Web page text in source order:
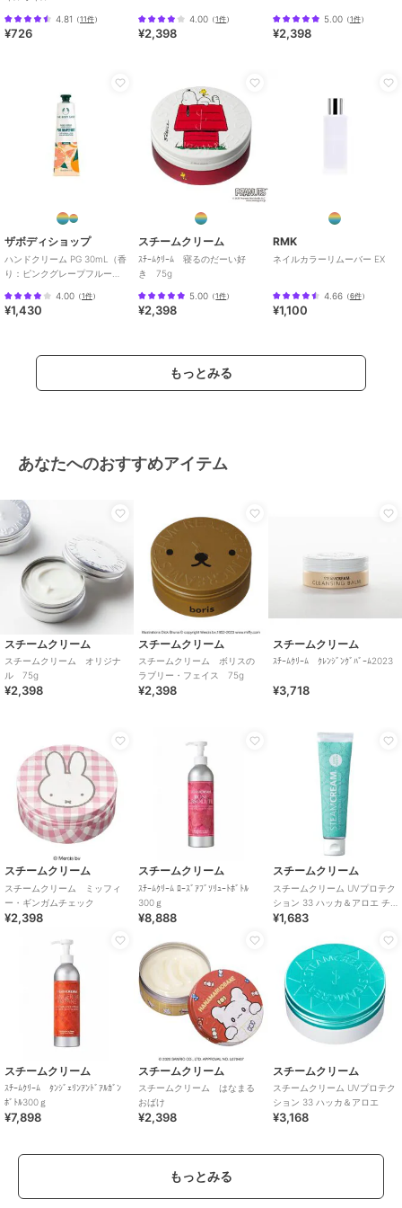
4.81 （11件）
¥726
4.00 （1件）
¥2,398
5.00（1件）
¥2,398
ザボディショップ
ハンドクリーム PG 30mL（香
り：ピンクグレープフルー
4.00 （1件）
¥1,430
スチームクリーム
ｽﾁｰﾑｸﾘｰﾑ 寝るのだーい好
き 75g
5.00 （1件）
¥2,398
RMK
ネイルカラーリムーバー EX
4.66（6件）
¥1,100
もっとみる
あなたへのおすすめアイテム
スチームクリーム
スチームクリーム オリジナ
ル 75g
¥2,398
スチームクリーム
スチームクリーム ボリスの
ラブリー・フェイス 75g
¥2,398
スチームクリーム
ｽﾁｰﾑｸﾘｰﾑ ｸﾚﾝｼﾞﾝｸﾞﾊﾞｰﾑ2023
¥3,718
スチームクリーム
スチームクリーム ミッフィ
ー・ギンガムチェック
¥2,398
スチームクリーム
ｽﾁｰﾑｸﾘｰﾑ ﾛｰｽﾞｱﾌﾞｿﾘｭｰﾄﾎﾞﾄﾙ
300ｇ
¥8,888
スチームクリーム
スチームクリーム UVプロテク
ション 33 ハッカ＆アロエ チ
ューブ
¥1,683
スチームクリーム
ｽﾁｰﾑｸﾘｰﾑ ﾀﾝｼﾞｪﾘﾝｱﾝﾄﾞｱﾙｶﾞﾝ
ﾎﾞﾄﾙ300ｇ
¥7,898
スチームクリーム
スチームクリーム はなまる
おばけ
¥2,398
スチームクリーム
スチームクリーム UVプロテク
ション 33 ハッカ＆アロエ
¥3,168
もっとみる